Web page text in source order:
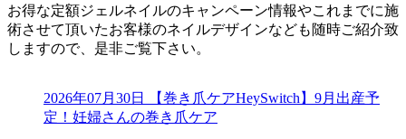
お得な定額ジェルネイルのキャンペーン情報やこれまでに施
術させて頂いたお客様のネイルデザインなども随時ご紹介致
しますので、是非ご覧下さい。
2026年07月30日
【巻き爪ケアHeySwitch】9月出産予
定！妊婦さんの巻き爪ケア